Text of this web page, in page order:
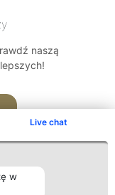
Live chat
w
naszą